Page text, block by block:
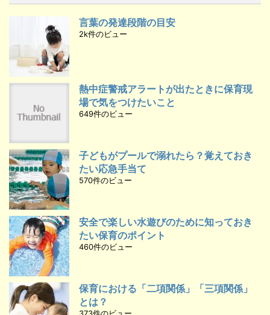
言葉の発達段階の目安
2k件のビュー
熱中症警戒アラートが出たときに保育現
場で気をつけたいこと
649件のビュー
子どもがプールで溺れたら？覚えておき
たい応急手当て
570件のビュー
安全で楽しい水遊びのために知っておき
たい保育のポイント
460件のビュー
保育における「二項関係」「三項関係」
とは？